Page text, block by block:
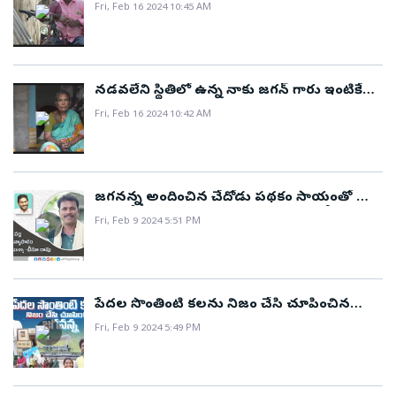
Fri, Feb 16 2024 10:45 AM
నడవలేని స్థితిలో ఉన్న నాకు జగన్ గారు ఇంటికే
పింఛను పంపిస్తున్నారు..!
Fri, Feb 16 2024 10:42 AM
జగనన్న అందించిన చేదోడు పథకం సాయంతో మా
ఊరిలోనే సొంతంగా షాపు పెట్టుకుని సంతోషంగా
జీవిస్తున్నాను..!
Fri, Feb 9 2024 5:51 PM
పేదల సొంతింటి కలను నిజం చేసి చూపించిన
జగనన్న ప్రభుత్వం..!
Fri, Feb 9 2024 5:49 PM